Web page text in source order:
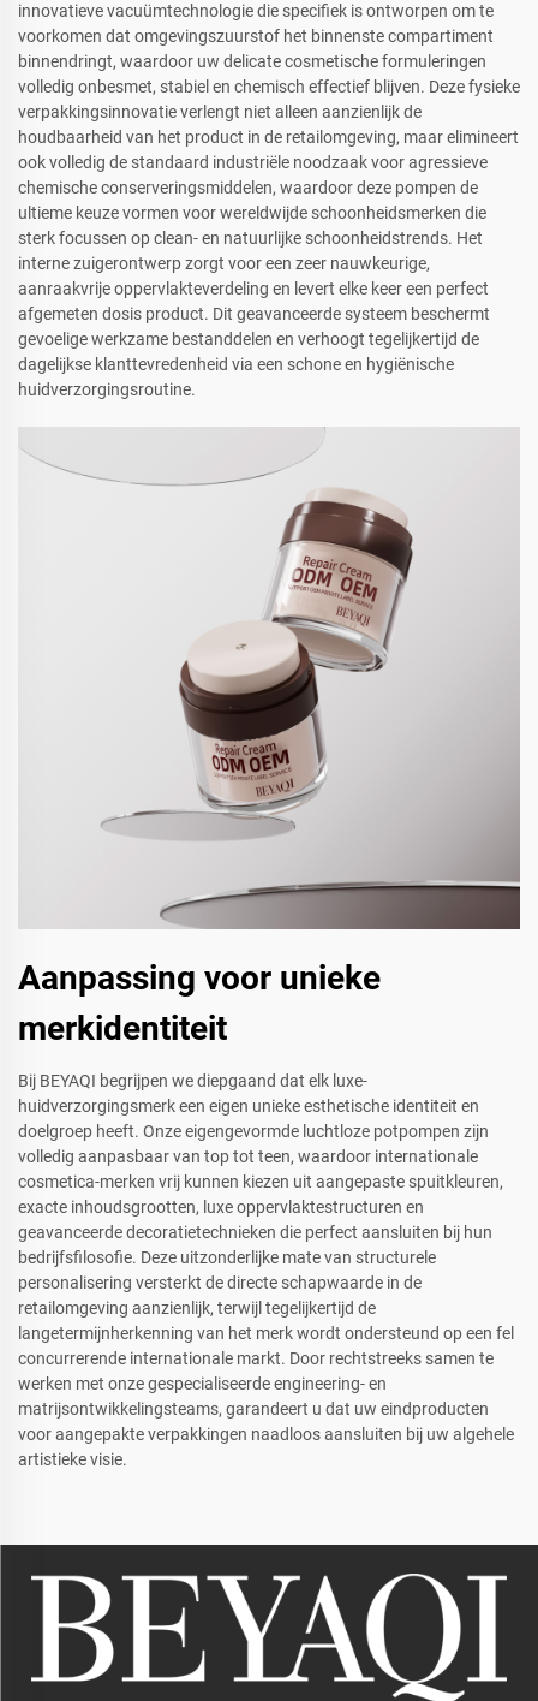
innovatieve vacuümtechnologie die specifiek is ontworpen om te
voorkomen dat omgevingszuurstof het binnenste compartiment
binnendringt, waardoor uw delicate cosmetische formuleringen
volledig onbesmet, stabiel en chemisch effectief blijven. Deze fysieke
verpakkingsinnovatie verlengt niet alleen aanzienlijk de
houdbaarheid van het product in de retailomgeving, maar elimineert
ook volledig de standaard industriële noodzaak voor agressieve
chemische conserveringsmiddelen, waardoor deze pompen de
ultieme keuze vormen voor wereldwijde schoonheidsmerken die
sterk focussen op clean- en natuurlijke schoonheidstrends. Het
interne zuigerontwerp zorgt voor een zeer nauwkeurige,
aanraakvrije oppervlakteverdeling en levert elke keer een perfect
afgemeten dosis product. Dit geavanceerde systeem beschermt
gevoelige werkzame bestanddelen en verhoogt tegelijkertijd de
dagelijkse klanttevredenheid via een schone en hygiënische
huidverzorgingsroutine.
Aanpassing voor unieke
merkidentiteit
Bij BEYAQI begrijpen we diepgaand dat elk luxe-
huidverzorgingsmerk een eigen unieke esthetische identiteit en
doelgroep heeft. Onze eigengevormde luchtloze potpompen zijn
volledig aanpasbaar van top tot teen, waardoor internationale
cosmetica-merken vrij kunnen kiezen uit aangepaste spuitkleuren,
exacte inhoudsgrootten, luxe oppervlaktestructuren en
geavanceerde decoratietechnieken die perfect aansluiten bij hun
bedrijfsfilosofie. Deze uitzonderlijke mate van structurele
personalisering versterkt de directe schapwaarde in de
retailomgeving aanzienlijk, terwijl tegelijkertijd de
langetermijnherkenning van het merk wordt ondersteund op een fel
concurrerende internationale markt. Door rechtstreeks samen te
werken met onze gespecialiseerde engineering- en
matrijsontwikkelingsteams, garandeert u dat uw eindproducten
voor aangepakte verpakkingen naadloos aansluiten bij uw algehele
artistieke visie.